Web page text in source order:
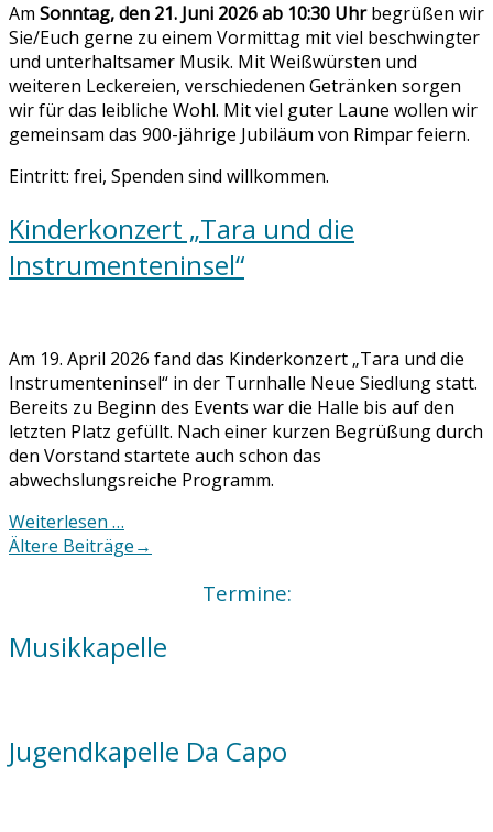
Am Sonntag, den 21. Juni 2026 ab 10:30 Uhrbegrüßen wir
Sie/Euch gerne zu einem Vormittag mit viel beschwingter
und unterhaltsamer Musik. Mit Weißwürsten und
weiteren Leckereien, verschiedenen Getränken sorgen
wir für das leibliche Wohl. Mit viel guter Laune wollen wir
gemeinsam das 900-jährige Jubiläum von Rimpar feiern.
Eintritt: frei, Spenden sind willkommen.
Kinderkonzert „Tara und die
Instrumenteninsel“
Am 19. April 2026 fand das Kinderkonzert „Tara und die
Instrumenteninsel“ in der Turnhalle Neue Siedlung statt.
Bereits zu Beginn des Events war die Halle bis auf den
letzten Platz gefüllt. Nach einer kurzen Begrüßung durch
den Vorstand startete auch schon das
abwechslungsreiche Programm.
Weiterlesen …
Posts
Ältere Beiträge→
Termine:
Musikkapelle
Jugendkapelle Da Capo